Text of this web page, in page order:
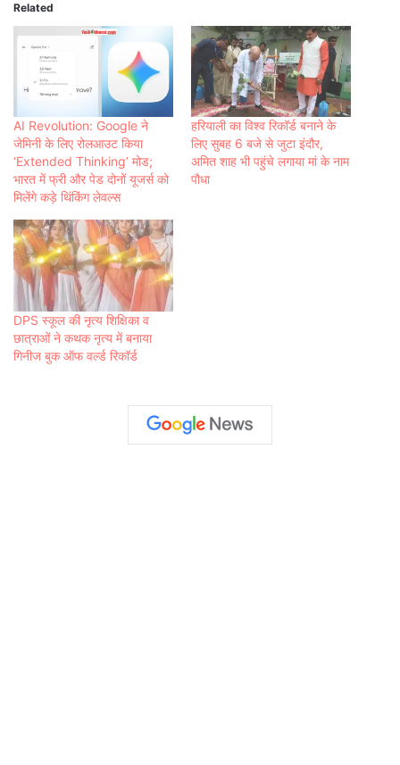
Related
AI Revolution: Google ने
जेमिनी के लिए रोलआउट किया
‘Extended Thinking’ मोड;
भारत में फ्री और पेड दोनों यूजर्स को
मिलेंगे कड़े थिंकिंग लेवल्स
हरियाली का विश्व रिकॉर्ड बनाने के
लिए सुबह 6 बजे से जुटा इंदौर,
अमित शाह भी पहुंचे लगाया मां के नाम
पौधा
DPS स्कूल की नृत्य शिक्षिका व
छात्राओं ने कथक नृत्य में बनाया
गिनीज बुक ऑफ वर्ल्ड रिकॉर्ड